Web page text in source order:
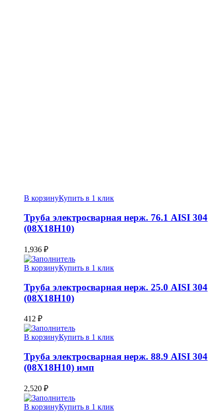
В корзинуКупить в 1 клик
Труба электросварная нерж. 76.1 AISI 304
(08Х18Н10)
1,936 ₽
В корзинуКупить в 1 клик
Труба электросварная нерж. 25.0 AISI 304
(08Х18Н10)
412 ₽
В корзинуКупить в 1 клик
Труба электросварная нерж. 88.9 AISI 304
(08Х18Н10) имп
2,520 ₽
В корзинуКупить в 1 клик